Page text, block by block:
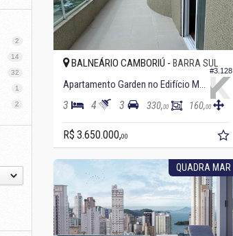
2
14
32
1
2
#3.128
BALNEÁRIO CAMBORIÚ - BARRA SUL
Apartamento Garden no Edifício Mendelssohn Residence
3 4 3 330,00 160,00
R$ 3.650.000,00
QUADRA MAR